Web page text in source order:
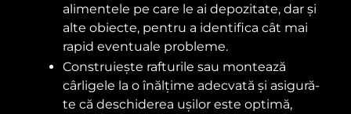
alimentele pe care le ai depozitate, dar și
alte obiecte, pentru a identifica cât mai
rapid eventuale probleme.
Construiește rafturile sau montează
cârligele la o înălțime adecvată și asigură-
te că deschiderea ușilor este optimă,